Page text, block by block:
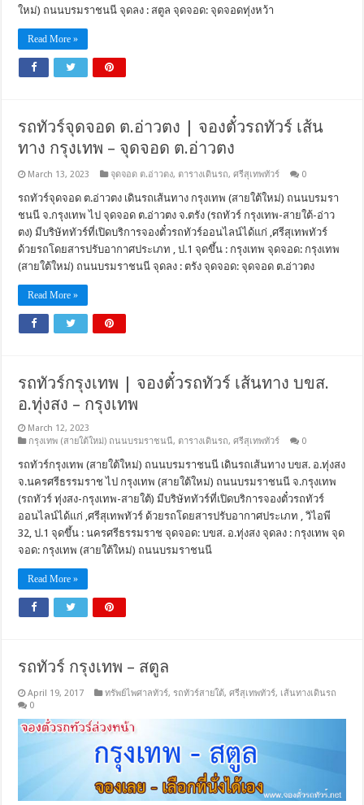
ใหม่) ถนนบรมราชนนี จุดลง : สตูล จุดจอด: จุดจอดทุ่งหว้า
Read More »
รถทัวร์จุดจอด ต.อ่าวตง | จองตั๋วรถทัวร์ เส้น
ทาง กรุงเทพ – จุดจอด ต.อ่าวตง
March 13, 2023 จุดจอด ต.อ่าวตง, ตารางเดินรถ,ศรีสุเทพทัวร์ 0
รถทัวร์จุดจอด ต.อ่าวตง เดินรถเส้นทาง กรุงเทพ (สายใต้ใหม่) ถนนบรมรา
ชนนี จ.กรุงเทพ ไป จุดจอด ต.อ่าวตง จ.ตรัง (รถทัวร์ กรุงเทพ-สายใต้-อ่าว
ตง) มีบริษัททัวร์ที่เปิดบริการจองตั๋วรถทัวร์ออนไลน์ได้แก่ ,ศรีสุเทพทัวร์
ด้วยรถโดยสารปรับอากาศประเภท , ป.1 จุดขึ้น : กรุงเทพ จุดจอด: กรุงเทพ
(สายใต้ใหม่) ถนนบรมราชนนี จุดลง : ตรัง จุดจอด: จุดจอด ต.อ่าวตง
Read More »
รถทัวร์กรุงเทพ | จองตั๋วรถทัวร์ เส้นทาง บขส.
อ.ทุ่งสง – กรุงเทพ
March 12, 2023
กรุงเทพ (สายใต้ใหม่) ถนนบรมราชนนี, ตารางเดินรถ,ศรีสุเทพทัวร์ 0
รถทัวร์กรุงเทพ (สายใต้ใหม่) ถนนบรมราชนนี เดินรถเส้นทาง บขส. อ.ทุ่งสง
จ.นครศรีธรรมราช ไป กรุงเทพ (สายใต้ใหม่) ถนนบรมราชนนี จ.กรุงเทพ
(รถทัวร์ ทุ่งสง-กรุงเทพ-สายใต้) มีบริษัททัวร์ที่เปิดบริการจองตั๋วรถทัวร์
ออนไลน์ได้แก่ ,ศรีสุเทพทัวร์ ด้วยรถโดยสารปรับอากาศประเภท , วิไอพี
32, ป.1 จุดขึ้น : นครศรีธรรมราช จุดจอด: บขส. อ.ทุ่งสง จุดลง : กรุงเทพ จุด
จอด: กรุงเทพ (สายใต้ใหม่) ถนนบรมราชนนี
Read More »
รถทัวร์ กรุงเทพ – สตูล
April 19, 2017 ทรัพย์ไพศาลทัวร์, รถทัวร์สายใต้,ศรีสุเทพทัวร์, เส้นทางเดินรถ
0